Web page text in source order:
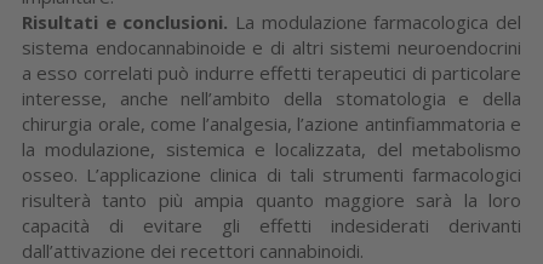
Risultati e conclusioni. La modulazione farmacologica del
sistema endocannabinoide e di altri sistemi neuroendocrini
a esso correlati può indurre effetti terapeutici di particolare
interesse, anche nell’ambito della stomatologia e della
chirurgia orale, come l’analgesia, l’azione antinfiammatoria e
la modulazione, sistemica e localizzata, del metabolismo
osseo. L’applicazione clinica di tali strumenti farmacologici
risulterà tanto più ampia quanto maggiore sarà la loro
capacità di evitare gli effetti indesiderati derivanti
dall’attivazione dei recettori cannabinoidi.